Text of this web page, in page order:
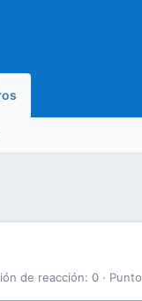
de reacción 0